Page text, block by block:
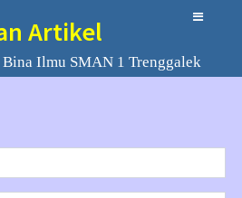
Artikel
Bina Ilmu SMAN 1 Trenggalek